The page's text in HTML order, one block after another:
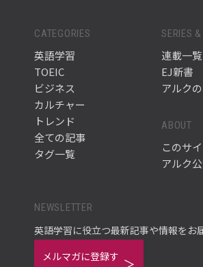
CATEGORIES
英語学習
TOEIC
ビジネス
カルチャー
トレンド
全ての記事
タグ一覧
SERIES
連載一覧
EJ新書
アルク
ABOUT
このサ
アルク
NEWSLETTER
英語学習に役立つ最新記事や情報をお
メルマガに登録す